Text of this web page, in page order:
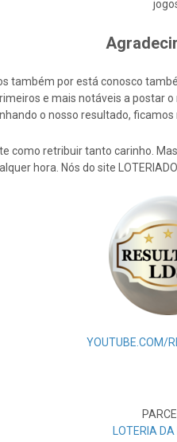
também por está conosco
e mais notáveis a
o nosso resultado,
como retribuir tanto carinho.
hora. Nós do site
YOUTUBE.COM/
LOTERIA